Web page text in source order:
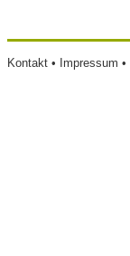
Footer
Kontakt Impressum